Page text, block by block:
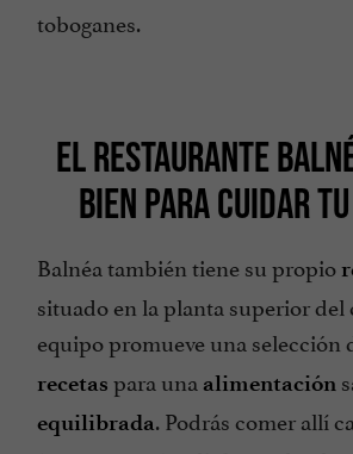
toboganes.
EL RESTAURANTE
BIEN PARA CUIDAR
Balnéa también tiene su propio
situado en la planta superior del
equipo promueve una selección
recetas para una alimentación
equilibrada. Podrás comer allí